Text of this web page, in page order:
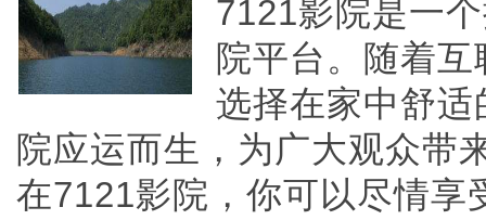
7121影院是一
院平台。随着
选择在家中舒
院应运而生，为广大观众带
在7121影院，你可以尽情享